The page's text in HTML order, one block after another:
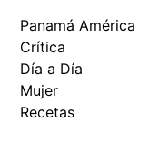
Panamá América
Crítica
Día a Día
Mujer
Recetas